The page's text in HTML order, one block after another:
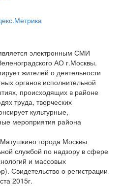
электронным СМИ
АО г.Москвы.
жителей о деятельности
органов исполнительной
происходящих в районе
труда, творческих
культурные,
мероприятия района
города Москвы
службой по надзору в сфере
и массовых
Свидетельство о регистрации
2015г.